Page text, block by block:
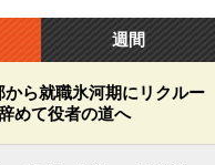
週間
ら就職氷河期にリクルー
めて役者の道へ